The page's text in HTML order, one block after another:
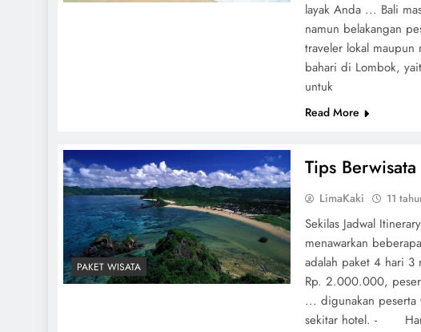
layak Anda ... Bali
namun belakangan
traveler lokal
bahari di Lombok,
untuk
Read More
PAKET WISATA
Tips
LimaKaki 11
Sekilas Jadwal
menawarkan
adalah paket 4 hari 3
Rp. 2.000.000,
... digunakan
sekitar hotel. - Hari